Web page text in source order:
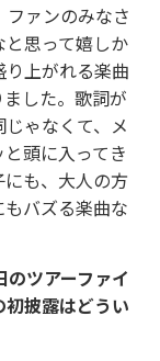
ァンのみなさ
思って嬉しか
上がれる楽曲
した。歌詞が
ゃなくて、メ
頭に入ってき
も、大人の方
バズる楽曲な
ツアーファイ
披露はどうい